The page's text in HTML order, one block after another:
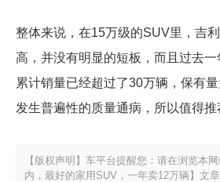
整体来说，在15万级的SUV里，吉
高，并没有明显的短板，而且过去一
累计销量已经超过了30万辆，保有
发生普遍性的质量通病，所以值得推
【版权声明】车平台提醒您：请在浏览本
内，最好的家用SUV，一年卖12万辆】文